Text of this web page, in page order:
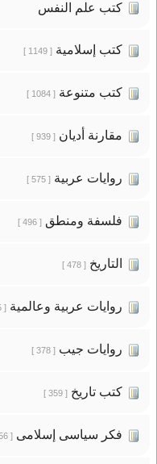
كتب علم النفس
كتب إسلامية[ 1149 ]
كتب متنوعة[ 1084 ]
مقارنة أديان[ 939 ]
روايات عربية[ 575 ]
فلسفة ومنطق[ 496 ]
التاريخ[ 478 ]
روايات عربية وعالمية[ 395 ]
روايات جيب[ 378 ]
كتب تاريخ[ 359 ]
فكر سياسى إسلامى[ 356 ]